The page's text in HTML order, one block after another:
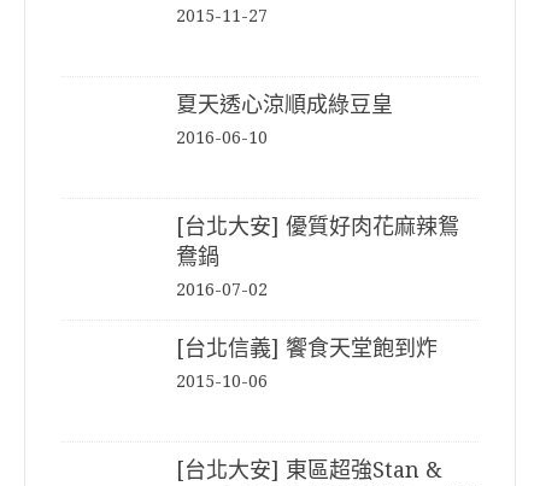
2015-11-27
夏天透心涼順成綠豆皇
2016-06-10
[台北大安] 優質好肉花麻辣鴛
鴦鍋
2016-07-02
[台北信義] 饗食天堂飽到炸
2015-10-06
[台北大安] 東區超強Stan &